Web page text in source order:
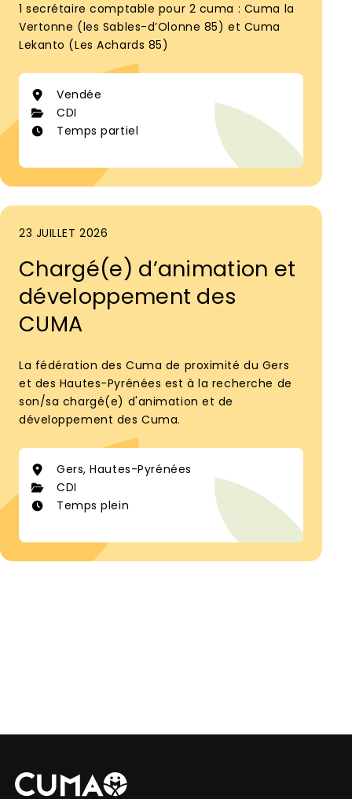
1 secrétaire comptable pour 2 cuma : Cuma la
Vertonne (les Sables-d’Olonne 85) et Cuma
Lekanto (Les Achards 85)
Vendée
CDI
Temps partiel
23 JUILLET 2026
Chargé(e) d’animation et
développement des
CUMA
La fédération des Cuma de proximité du Gers
et des Hautes-Pyrénées est à la recherche de
son/sa chargé(e) d'animation et de
développement des Cuma.
Gers, Hautes-Pyrénées
CDI
Temps plein